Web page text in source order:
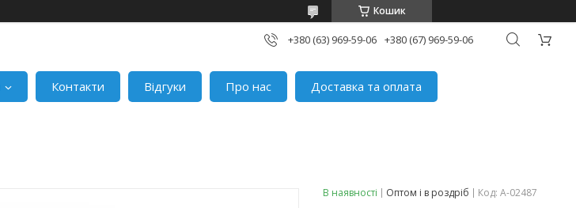
Кошик
+380 (63) 969-59-06 +380 (67) 969-59-06
Контакти Відгуки Про нас
Доставка та оплата
В наявності Оптом і в роздріб Код: A-02487